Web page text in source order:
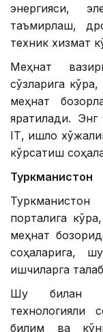
энергияси,
таъмирлаш,
техник хизмат
Меҳнат
сўзларига
меҳнат
яратилади. Энг
IТ, қишлоқ
кўрсатиш
Туркманистон
порталига
меҳнат
соҳаларига,
ишчиларга
Шу билан
технологияли
билим ва